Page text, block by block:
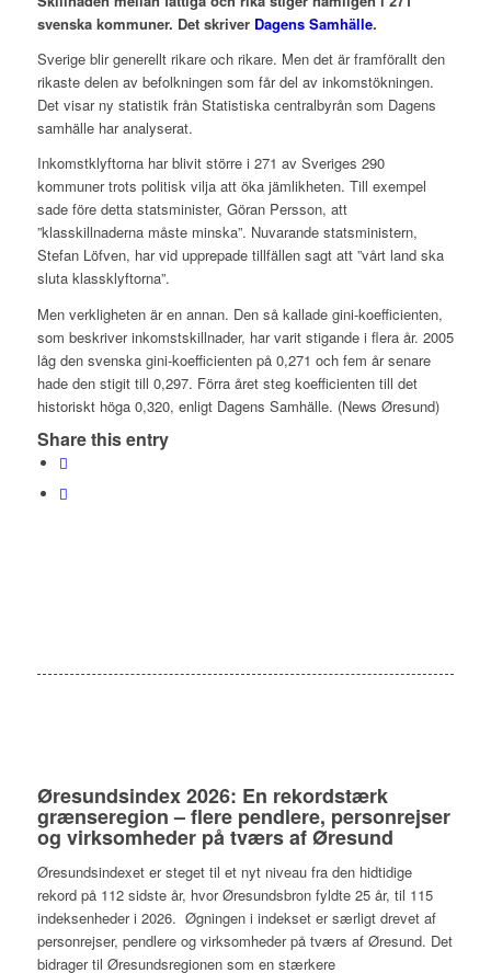
svenska kommuner. Det skriver Dagens Samhälle.
Sverige blir generellt rikare och rikare. Men det är framförallt den
rikaste delen av befolkningen som får del av inkomstökningen.
Det visar ny statistik från Statistiska centralbyrån som Dagens
samhälle har analyserat.
Inkomstklyftorna har blivit större i 271 av Sveriges 290
kommuner trots politisk vilja att öka jämlikheten. Till exempel
sade före detta statsminister, Göran Persson, att
”klasskillnaderna måste minska”. Nuvarande statsministern,
Stefan Löfven, har vid upprepade tillfällen sagt att ”vårt land ska
sluta klassklyftorna”.
Men verkligheten är en annan. Den så kallade gini-koefficienten,
som beskriver inkomstskillnader, har varit stigande i flera år. 2005
låg den svenska gini-koefficienten på 0,271 och fem år senare
hade den stigit till 0,297. Förra året steg koefficienten till det
historiskt höga 0,320, enligt Dagens Samhälle. (News Øresund)
Share this entry
Øresundsindex 2026: En rekordstærk
grænseregion – flere pendlere, personrejser
og virksomheder på tværs af Øresund
Øresundsindexet er steget til et nyt niveau fra den hidtidige
rekord på 112 sidste år, hvor Øresundsbron fyldte 25 år, til 115
indeksenheder i 2026. Øgningen i indekset er særligt drevet af
personrejser, pendlere og virksomheder på tværs af Øresund. Det
bidrager til Øresundsregionen som en stærkere